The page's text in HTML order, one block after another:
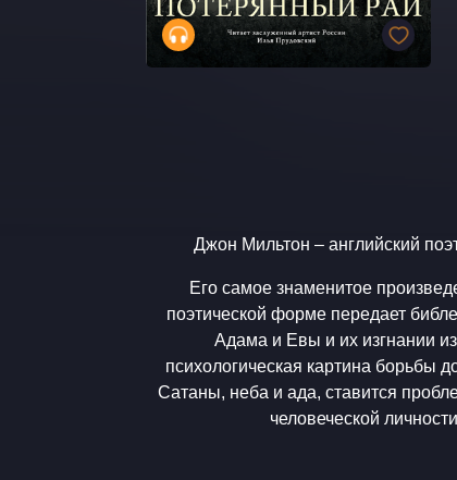
Джон Мильтон – английский
Его самое знаменитое
поэтической форме передает
Адама и Евы и их изгнании
психологическая картина борьбы
Сатаны, неба и ада, ставится
человеческой